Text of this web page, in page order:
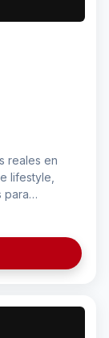
reales en
lifestyle,
para
forma
marcas se
de